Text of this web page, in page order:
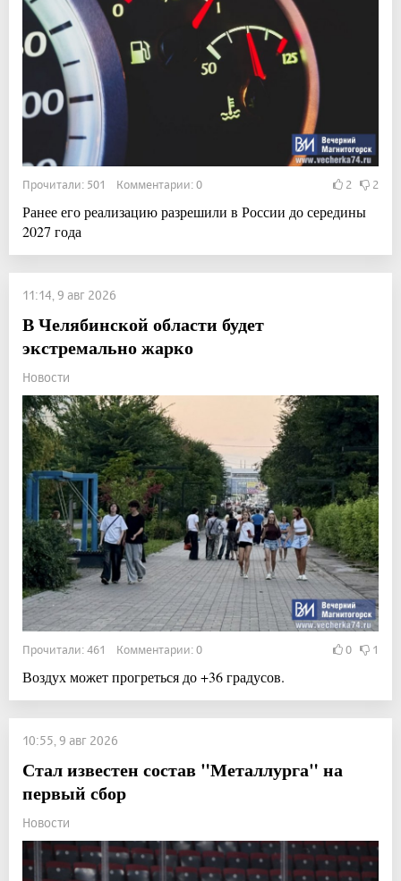
Прочитали: 501 Комментарии: 0 2 2
Ранее его реализацию разрешили в России до середины
2027 года
11:14, 9 авг 2026
В Челябинской области будет
экстремально жарко
Новости
Прочитали: 461 Комментарии: 0 0 1
Воздух может прогреться до +36 градусов.
10:55, 9 авг 2026
Стал известен состав "Металлурга" на
первый сбор
Новости